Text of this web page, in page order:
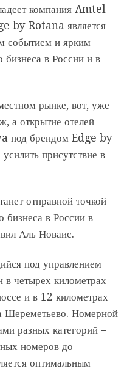
компания Amtel
by Rotana является
событием и ярким
в России и в
рынке, вот, уже
а открытие отелей
брендом Edge by
присутствие в
отправной точкой
бизнеса в России в
Аль Новаис.
под управлением
четырех километрах
и в 12 километрах
Шереметьево. Номерной
разных категорий –
номеров до
оптимальным